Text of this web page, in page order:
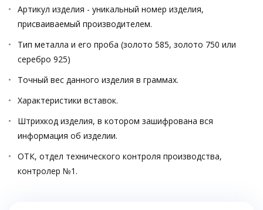
Артикул изделия - уникальный номер изделия,
присваиваемый производителем.
Тип металла и его проба (золото 585, золото 750 или
серебро 925)
Точный вес данного изделия в граммах.
Характеристики вставок.
Штрихкод изделия, в котором зашифрована вся
информация об изделии.
ОТК, отдел технического контроля производства,
контролер №1.